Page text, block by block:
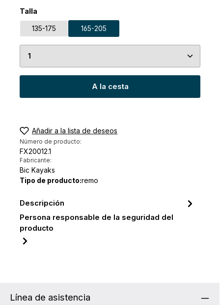
Seleccione
Talla
135-175 165-205
Cantidad del producto: introduce la cantidad
A la cesta
Añadir a la lista de deseos
Número de producto:
FX20012.1
Fabricante:
Bic Kayaks
Tipo de producto:remo
Descripción
Persona responsable de la seguridad del
producto
Línea de asistencia